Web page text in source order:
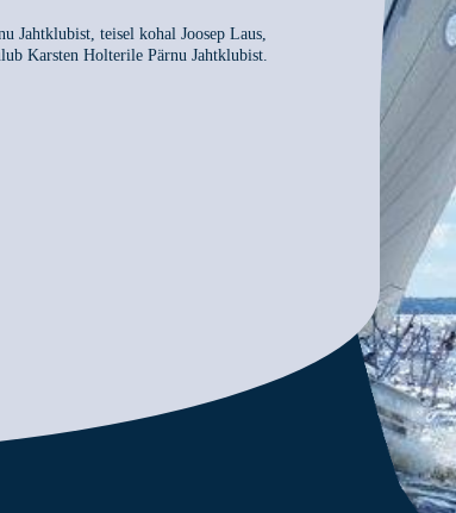
Jahtklubist, teisel kohal Joosep Laus,
Karsten Holterile Pärnu Jahtklubist.